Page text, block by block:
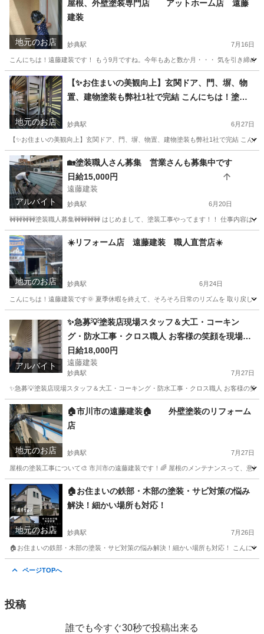
地元のお店
屋根、外壁塗装専門店 アットホーム店 遠藤
建装
妙典駅 7月16日
こんにちは！遠藤建装です！ もう9月ですね。今年もあと数か月・・・ 気を引き締
千葉 市川市 妙典駅 その他 無料
地元のお店
【✨お住まいの美観向上】玄関ドア、門、塀、物
置、建物塗装も弊社1社で完結 こんにちは！塗
建装は、市川市をはじめとして浦安市や松戸市、
船橋対応したます
妙典駅 6月27日
【✨お住まいの美観向上】玄関ドア、門、塀、物置、建物塗装も弊社1社で完結 こん
千葉 市川市 妙典駅 リフォーム 建物
アルバイト
🏡塗装職人さん募集 営業さんも募集中です
日給15,000円
遠藤建装
妙典駅 6月20日
🚧🚧🚧🚧塗装職人募集🚧🚧🚧🚧 はじめまして、塗装工事やってます！！ 仕事内容は、
千葉 市川市 妙典駅 その他 塗装工事
地元のお店
☀️リフォーム店 遠藤建装 職人直営店☀️
妙典駅 6月24日
こんにちは！遠藤建装です🌞 夏季休暇を終えて、そろそろ日常のリズムを 取り戻し
妙典駅 その他 外壁塗装
アルバイト
✨急募💡塗装店現場スタッフ＆大工・コーキン
グ・防水工事・クロス職人 お客様の笑顔を現場で
一緒につくりませんか？😄 こんにちは！市川の塗
装店、遠藤建装です🙇‍
日給18,000円
遠藤建装
妙典駅 7月27日
✨急募💡塗装店現場スタッフ＆大工・コーキング・防水工事・クロス職人 お客様の
千葉 市川市 妙典駅 建築 スタッフ
地元のお店
🏠市川市の遠藤建装🏠 外壁塗装のリフォーム
店
妙典駅 7月27日
屋根の塗装工事について🎨 市川市の遠藤建装です！🌈 屋根のメンテナンスって、意
千葉 市川市 妙典駅 その他 外壁塗装
地元のお店
🏠お住まいの鉄部・木部の塗装・サビ対策の悩み
解決！細かい場所も対応！
妙典駅 7月26日
🏠お住まいの鉄部・木部の塗装・サビ対策の悩み解決！細かい場所も対応！ こんに
ページTOPへ
投稿
誰でも今すぐ30秒で投稿出来る